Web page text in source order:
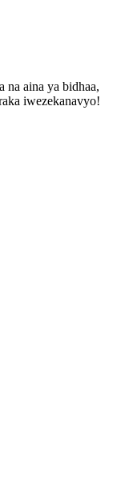
na aina ya bidhaa,
iwezekanavyo!